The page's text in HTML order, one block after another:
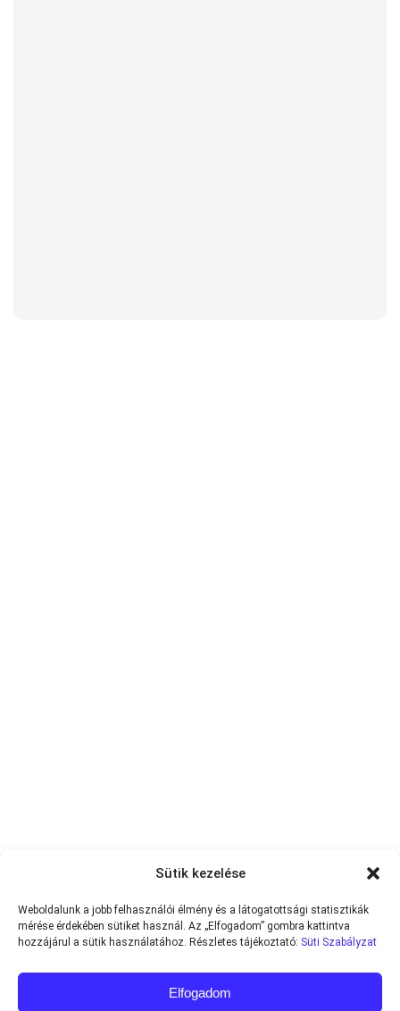
Sütik kezelése
Weboldalunk a jobb felhasználói élmény és a látogatottsági statisztikák
mérése érdekében sütiket használ. Az „Elfogadom” gombra kattintva
hozzájárul a sütik használatához. Részletes tájékoztató: Süti Szabályzat
Elfogadom